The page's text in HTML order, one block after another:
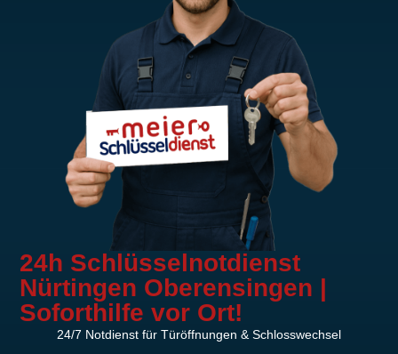
24h Schlüsselnotdienst
Nürtingen Oberensingen |
Soforthilfe vor Ort!
24/7 Notdienst für Türöffnungen & Schlosswechsel